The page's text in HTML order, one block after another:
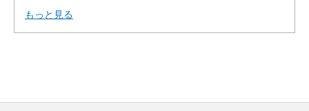
もっと見る